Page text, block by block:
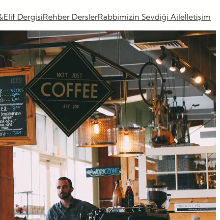
DergisiRehber DerslerRabbimizin Sevdiği Aileİletişim